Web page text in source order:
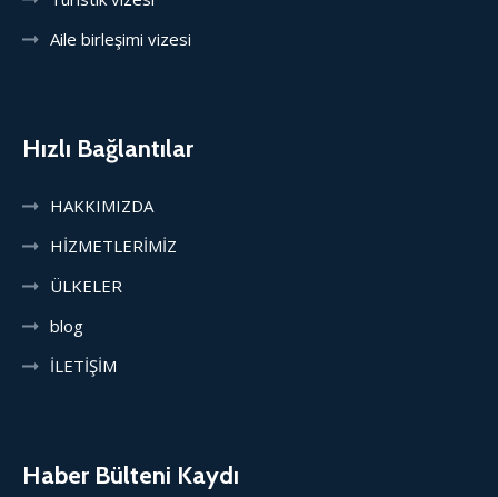
Aile birleşimi vizesi
Hızlı Bağlantılar
HAKKIMIZDA
HİZMETLERİMİZ
ÜLKELER
blog
İLETİŞİM
Haber Bülteni Kaydı